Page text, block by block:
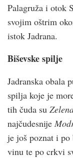
Palagruža i otok
svojim oštrim
istok Jadrana.
Biševske spilje
Jadranska obala
spilja koje je
tih čuda su
najčudesnije
je još poznat i
vinu te po crkvi